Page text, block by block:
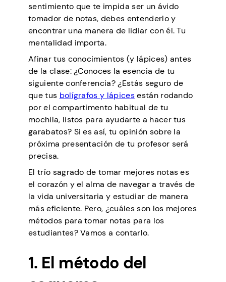
sentimiento que te impida ser un ávido
tomador de notas, debes entenderlo y
encontrar una manera de lidiar con él. Tu
mentalidad importa.
Afinar tus conocimientos (y lápices) antes
de la clase: ¿Conoces la esencia de tu
siguiente conferencia? ¿Estás seguro de
que tus bolígrafos y lápicesestán rodando
por el compartimento habitual de tu
mochila, listos para ayudarte a hacer tus
garabatos? Si es así, tu opinión sobre la
próxima presentación de tu profesor será
precisa.
El trío sagrado de tomar mejores notas es
el corazón y el alma de navegar a través de
la vida universitaria y estudiar de manera
más eficiente. Pero, ¿cuáles son los mejores
métodos para tomar notas para los
estudiantes? Vamos a contarlo.
1. El método del